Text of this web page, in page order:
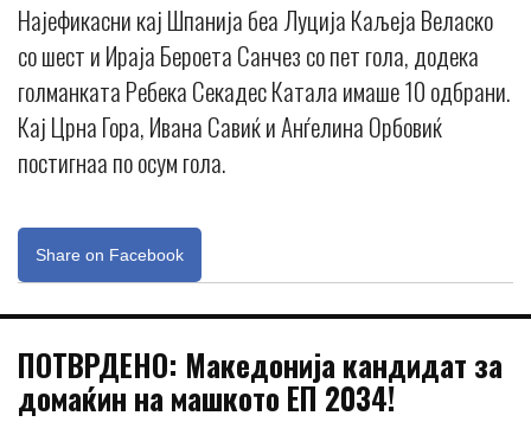
Најефикасни кај Шпанија беа Луција Каљеја Веласко
со шест и Ираја Бероета Санчез со пет гола, додека
голманката Ребека Секадес Катала имаше 10 одбрани.
Кај Црна Гора, Ивана Савиќ и Анѓелина Орбовиќ
постигнаа по осум гола.
Share on Facebook
ПОТВРДЕНО: Македонија кандидат за
домаќин на машкото ЕП 2034!